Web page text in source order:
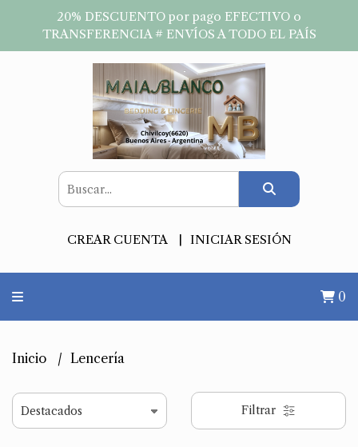
20% DESCUENTO por pago EFECTIVO o
TRANSFERENCIA # ENVÍOS A TODO EL PAÍS
CREAR CUENTA INICIAR SESIÓN
0
Inicio Lencería
Filtrar